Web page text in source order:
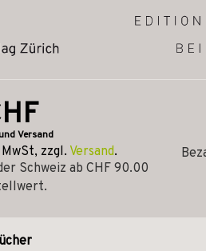
Versand
zzgl. Versand.
Schweiz ab CHF 90.00